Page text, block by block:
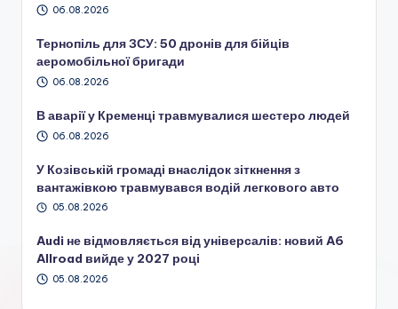
06.08.2026
Тернопіль для ЗСУ: 50 дронів для бійців
аеромобільної бригади
06.08.2026
В аварії у Кременці травмувалися шестеро людей
06.08.2026
У Козівській громаді внаслідок зіткнення з
вантажівкою травмувався водій легкового авто
05.08.2026
Audi не відмовляється від універсалів: новий A6
Allroad вийде у 2027 році
05.08.2026